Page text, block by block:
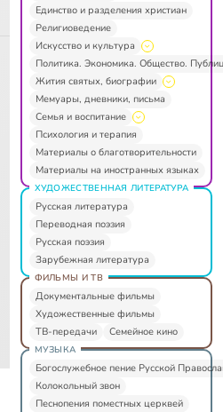
Единство и разделения христиан
Религиоведение
Искусство и культура
Политика. Экономика. Общество.
Жития святых, биографии
Мемуары, дневники, письма
Семья и воспитание
Психология и терапия
Материалы о благотворительности
Материалы на иностранных языках
ХУДОЖЕСТВЕННАЯ ЛИТЕРАТУРА
Русская литература
Переводная поэзия
Русская поэзия
Зарубежная литература
ФИЛЬМЫ И ТВ
Документальные фильмы
Художественные фильмы
ТВ-передачи
Семейное кино
МУЗЫКА
Богослужебное пение Русской
Колокольный звон
Песнопения поместных церквей